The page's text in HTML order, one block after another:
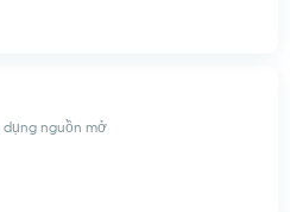
dụng nguồn mở